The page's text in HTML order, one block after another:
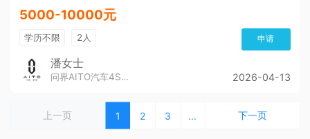
5000-10000元
学历不限 2人 申请
潘女士
问界AITO汽车4S店（董公寺汽博城） 2026-04-13
上一页 1 2 3 ... 下一页